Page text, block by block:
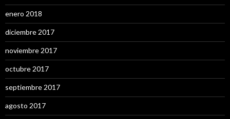
enero 2018
diciembre 2017
noviembre 2017
octubre 2017
septiembre 2017
agosto 2017